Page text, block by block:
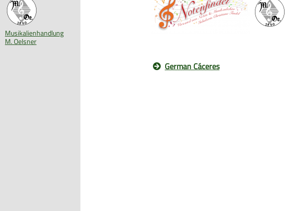
Musikalienhandlung
M. Oelsner
German Cáceres